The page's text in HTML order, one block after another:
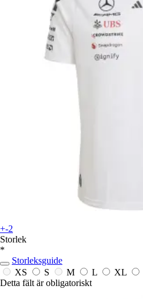
+-2
Storlek
*
Storleksguide
XS
S M L XL
Detta fält är obligatoriskt